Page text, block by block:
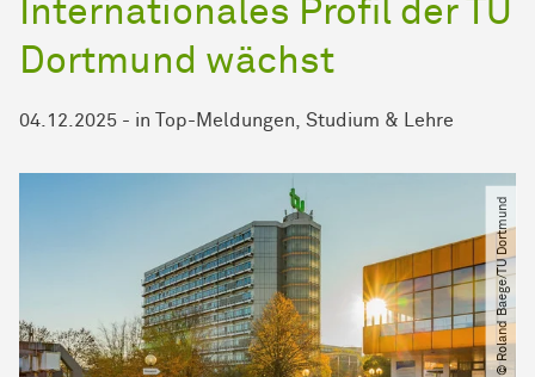
Internationales Profil der TU
Dortmund wächst
04.12.2025 - in Top-Meldungen Studium & Lehre
© Roland Baege​/​TU Dortmund